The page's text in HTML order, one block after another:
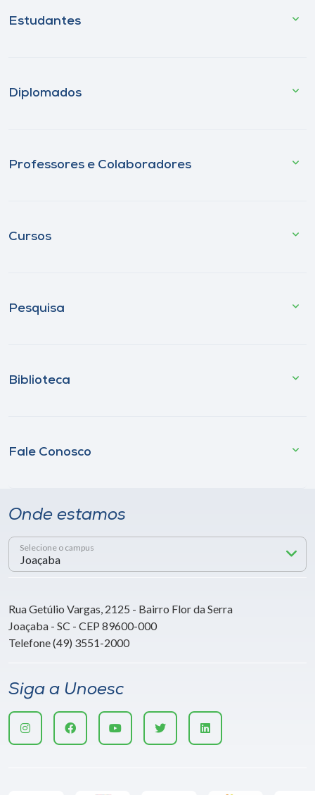
Estudantes
Diplomados
Professores e Colaboradores
Cursos
Pesquisa
Biblioteca
Fale Conosco
Onde estamos
Selecione o campus
Rua Getúlio Vargas, 2125 - Bairro Flor da Serra
Joaçaba - SC - CEP 89600-000
Telefone (49) 3551-2000
Siga a Unoesc